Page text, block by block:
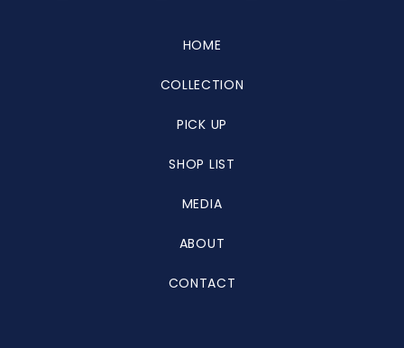
HOME
COLLECTION
PICK UP
SHOP LIST
MEDIA
ABOUT
CONTACT